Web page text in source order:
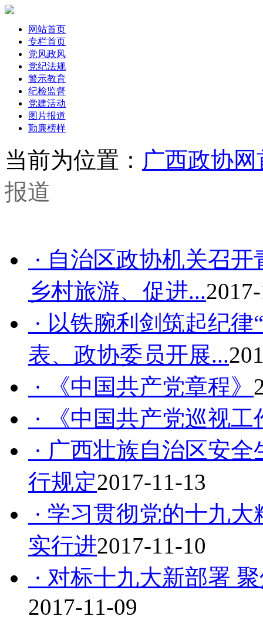
网站首页
专栏首页
党风政风
党纪法规
警示教育
纪检监督
党建活动
图片报道
勤廉榜样
当前为位置： 广西政协网
报道
· 自治区政协机关召
乡村旅游、促进...
· 以铁腕利剑筑起纪
表、政协委员开展...
· 《中国共产党章程》
· 《中国共产党巡视
· 广西壮族自治区安
行规定2017-11-13
· 学习贯彻党的十九
实行进2017-11-10
· 对标十九大新部署
2017-11-09